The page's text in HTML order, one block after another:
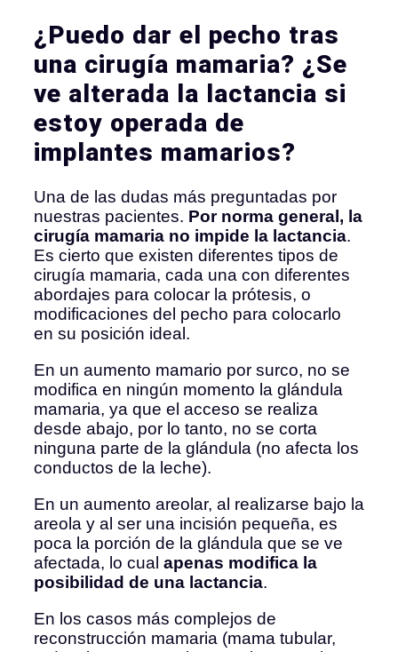
¿Puedo dar el pecho tras
una cirugía mamaria? ¿Se
ve alterada la lactancia si
estoy operada de
implantes mamarios?
Una de las dudas más preguntadas por
nuestras pacientes. Por norma general, la
cirugía mamaria no impide la lactancia.
Es cierto que existen diferentes tipos de
cirugía mamaria, cada una con diferentes
abordajes para colocar la prótesis, o
modificaciones del pecho para colocarlo
en su posición ideal.
En un aumento mamario por surco, no se
modifica en ningún momento la glándula
mamaria, ya que el acceso se realiza
desde abajo, por lo tanto, no se corta
ninguna parte de la glándula (no afecta los
conductos de la leche).
En un aumento areolar, al realizarse bajo la
areola y al ser una incisión pequeña, es
poca la porción de la glándula que se ve
afectada, lo cual apenas modifica la
posibilidad de una lactancia.
En los casos más complejos de
reconstrucción mamaria (mama tubular,